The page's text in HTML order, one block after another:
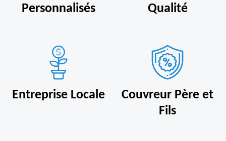
Personnalisés
Qualité
Entreprise Locale
Couvreur Père et
Fils